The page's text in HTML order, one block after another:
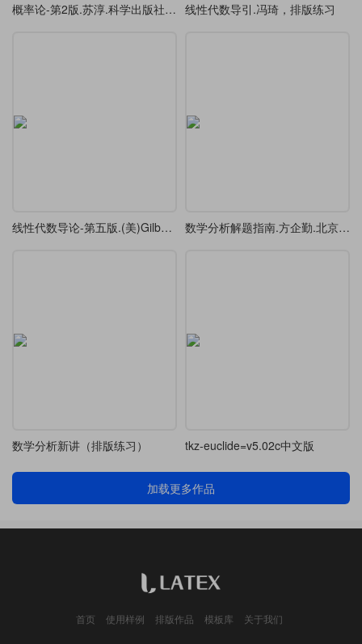
概率论-第2版.苏淳.科学出版社,2010，排版练习 线性代数导引.冯琦，排版练习
线性代数导论-第五版.(美)Gilbert-Strang，排版练习 数学分析解题指南.方企勤.北京大学出版社,2003，排版练习
数学分析新讲（排版练习） tkz-euclide=v5.02c中文版
加载更多作品
首页 使用样例 排版作品 模板库 关于我们